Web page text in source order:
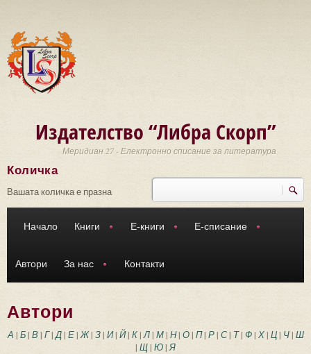
Издателство “Либра Скорп”
Меридиан 27 - Електронно списание за литература
Търси
Количка
Вашата количка е празна
Начало Книги Е-книги Е-списание
Автори За нас Контакти
Автори
А | Б| В| Г|Д| Е|Ж| З| И| Й| К |Л| М | Н| О| П | Р| С| Т| Ф| Х| Ц| Ч| Ш
| Щ | Ю|Я